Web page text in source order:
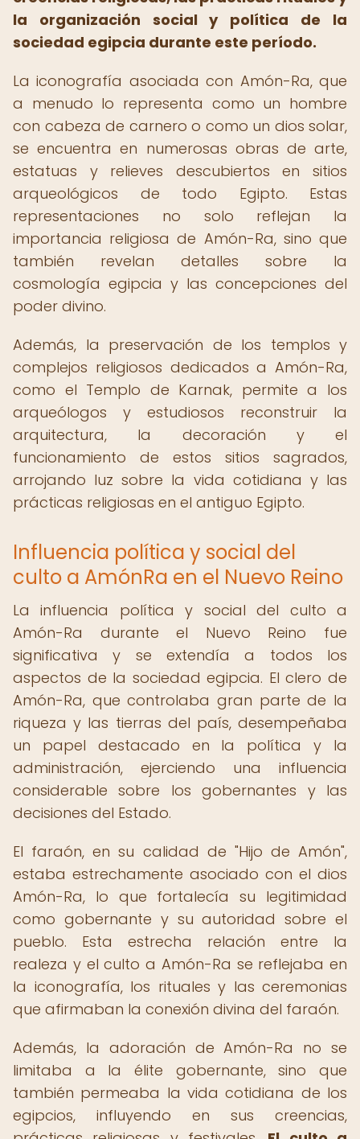
la organización social y política de la
sociedad egipcia durante este período.
La iconografía asociada con Amón-Ra, que
a menudo lo representa como un hombre
con cabeza de carnero o como un dios solar,
se encuentra en numerosas obras de arte,
estatuas y relieves descubiertos en sitios
arqueológicos de todo Egipto. Estas
representaciones no solo reflejan la
importancia religiosa de Amón-Ra, sino que
también revelan detalles sobre la
cosmología egipcia y las concepciones del
poder divino.
Además, la preservación de los templos y
complejos religiosos dedicados a Amón-Ra,
como el Templo de Karnak, permite a los
arqueólogos y estudiosos reconstruir la
arquitectura, la decoración y el
funcionamiento de estos sitios sagrados,
arrojando luz sobre la vida cotidiana y las
prácticas religiosas en el antiguo Egipto.
Influencia política y social del
culto a AmónRa en el Nuevo Reino
La influencia política y social del culto a
Amón-Ra durante el Nuevo Reino fue
significativa y se extendía a todos los
aspectos de la sociedad egipcia. El clero de
Amón-Ra, que controlaba gran parte de la
riqueza y las tierras del país, desempeñaba
un papel destacado en la política y la
administración, ejerciendo una influencia
considerable sobre los gobernantes y las
decisiones del Estado.
El faraón, en su calidad de "Hijo de Amón",
estaba estrechamente asociado con el dios
Amón-Ra, lo que fortalecía su legitimidad
como gobernante y su autoridad sobre el
pueblo. Esta estrecha relación entre la
realeza y el culto a Amón-Ra se reflejaba en
la iconografía, los rituales y las ceremonias
que afirmaban la conexión divina del faraón.
Además, la adoración de Amón-Ra no se
limitaba a la élite gobernante, sino que
también permeaba la vida cotidiana de los
egipcios, influyendo en sus creencias,